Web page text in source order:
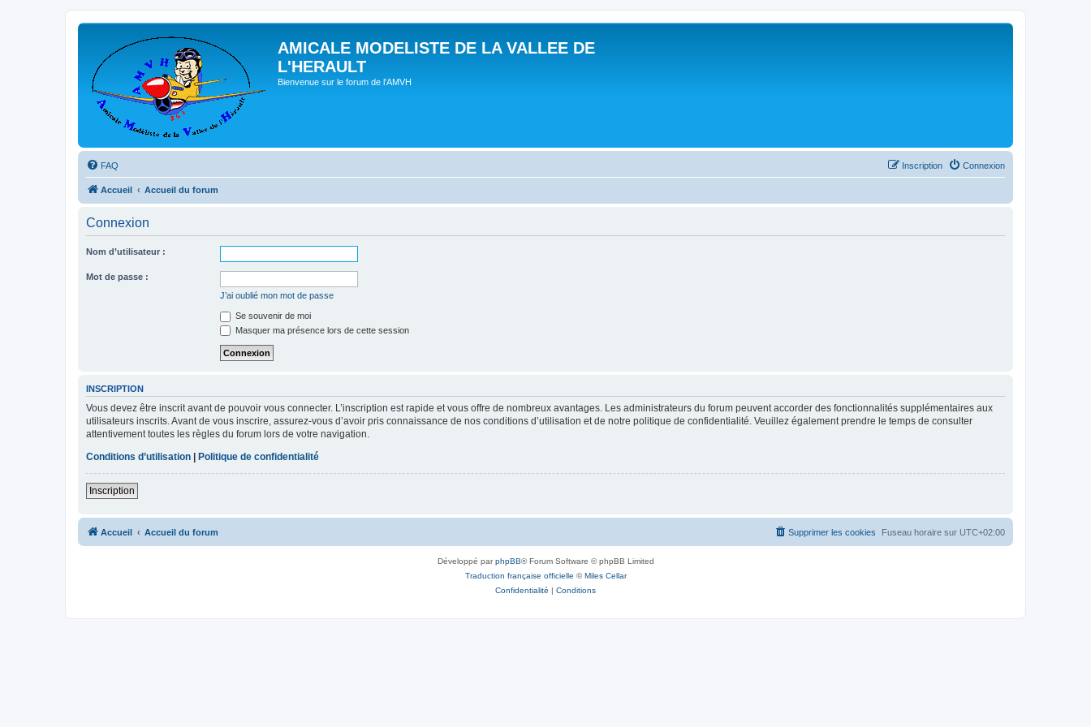
AMICALE MODELISTE DE LA VALLEE DE
L'HERAULT
Bienvenue sur le forum de l'AMVH
FAQ Connexion
Inscription
Accueil Accueil du forum
Connexion
Nom d’utilisateur :
Mot de passe :
J’ai oublié mon mot de passe
Se souvenir de moi
Masquer ma présence lors de cette session
INSCRIPTION
Vous devez être inscrit avant de pouvoir vous connecter. L’inscription est rapide et vous offre de nombreux avantages. Les administrateurs du forum peuvent accorder des fonctionnalités supplémentaires aux
utilisateurs inscrits. Avant de vous inscrire, assurez-vous d’avoir pris connaissance de nos conditions d’utilisation et de notre politique de confidentialité. Veuillez également prendre le temps de consulter
attentivement toutes les règles du forum lors de votre navigation.
Conditions d’utilisation | Politique de confidentialité
Inscription
Accueil Accueil du forum Fuseau horaire sur UTC+02:00
Supprimer les cookies
Développé parphpBB® Forum Software © phpBB Limited
Traduction française officielle ©Miles Cellar
Confidentialité | Conditions